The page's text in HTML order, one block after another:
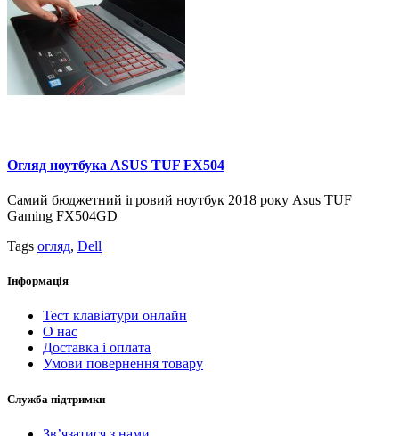
Огляд ноутбука ASUS TUF FX504
Самий бюджетний ігровий ноутбук 2018 року Asus TUF
Gaming FX504GD
Tags огляд, Dell
Інформація
Тест клавіатури онлайн
О нас
Доставка і оплата
Умови повернення товару
Служба підтримки